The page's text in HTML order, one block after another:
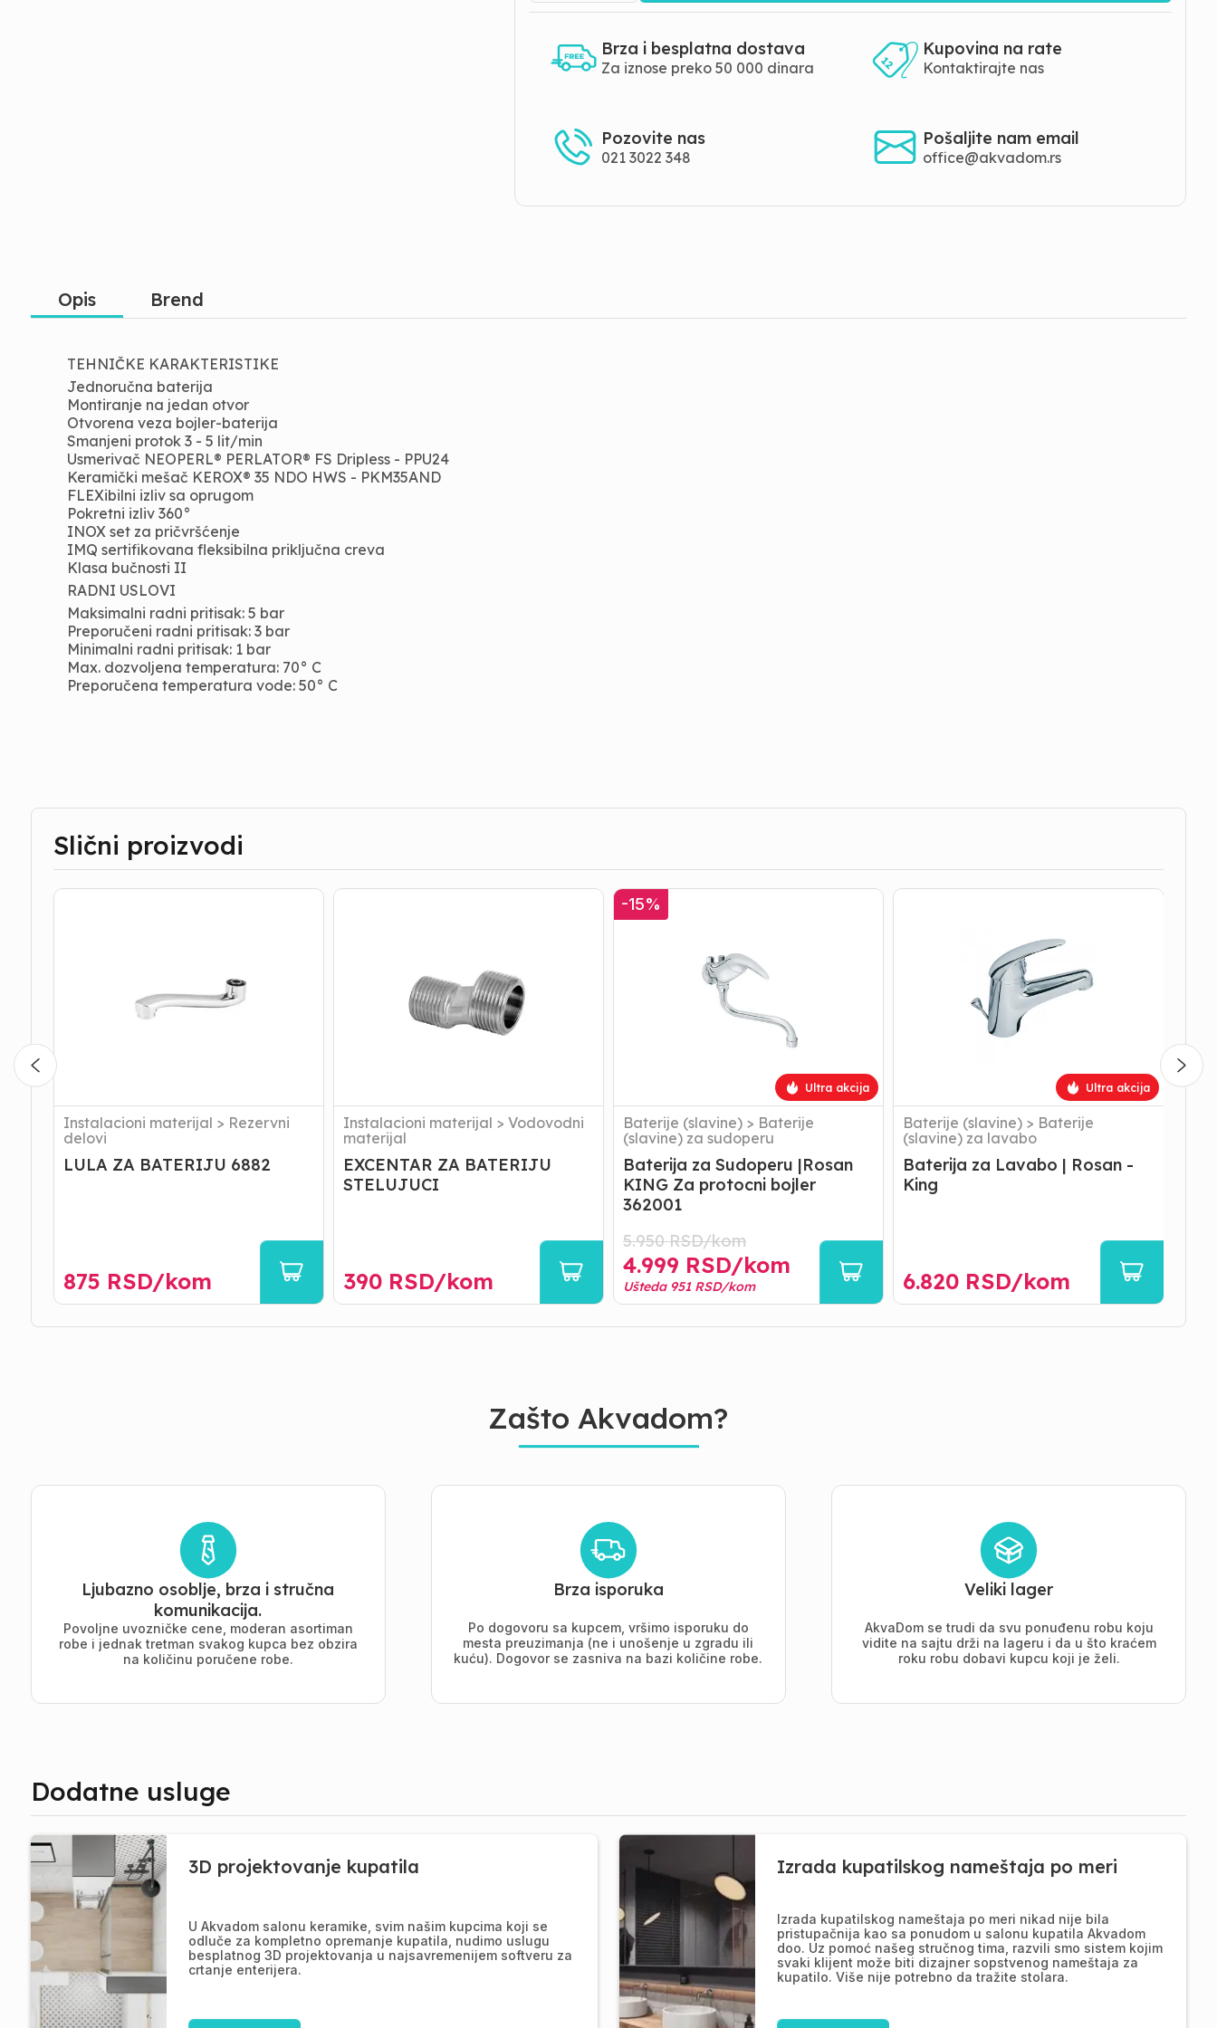
Brza i besplatna dostava
Za iznose preko 50 000 dinara
Kupovina na rate
Kontaktirajte nas
Pozovite nas
021 3022 348
Pošaljite nam email
office@akvadom.rs
Opis Brend
TEHNIČKE KARAKTERISTIKE
Jednoručna baterija
Montiranje na jedan otvor
Otvorena veza bojler-baterija
Smanjeni protok 3 - 5 lit/min
Usmerivač NEOPERL® PERLATOR® FS Dripless - PPU24
Keramički mešač KEROX® 35 NDO HWS - PKM35AND
FLEXibilni izliv sa oprugom
Pokretni izliv 360°
INOX set za pričvršćenje
IMQ sertifikovana fleksibilna priključna creva
Klasa bučnosti II
RADNI USLOVI
Maksimalni radni pritisak: 5 bar
Preporučeni radni pritisak: 3 bar
Minimalni radni pritisak: 1 bar
Max. dozvoljena temperatura: 70° C
Preporučena temperatura vode: 50° C
Slični proizvodi
LULA
Instalacioni materijal > Rezervni
delovi
LULA ZA BATERIJU 6882
875 RSD/kom
EXCENTAR
Instalacioni materijal > Vodovodni
materijal
EXCENTAR ZA BATERIJU
STELUJUCI
390RSD/kom
Baterija
za
-15%
Ultra akcija
Baterije (slavine) > Baterije
(slavine) za sudoperu
Baterija za Sudoperu |Rosan
KING Za protocni bojler
362001
5.950RSD/kom
4.999 RSD/kom
Ušteda 951RSD/kom
Baterija
Ultra akcija
Baterije (slavine) > Baterije
(slavine) za lavabo
Baterija za Lavabo | Rosan -
King
6.820 RSD/kom
Zašto Akvadom?
Ljubazno osoblje, brza i stručna
komunikacija.
Povoljne uvozničke cene, moderan asortiman
robe i jednak tretman svakog kupca bez obzira
na količinu poručene robe.
Brza isporuka
Po dogovoru sa kupcem, vršimo isporuku do
mesta preuzimanja (ne i unošenje u zgradu ili
kuću). Dogovor se zasniva na bazi količine robe.
Veliki lager
AkvaDom se trudi da svu ponuđenu robu koju
vidite na sajtu drži na lageru i da u što kraćem
roku robu dobavi kupcu koji je želi.
Dodatne usluge
3D projektovanje kupatila
U Akvadom salonu keramike, svim našim kupcima koji se
odluče za kompletno opremanje kupatila, nudimo uslugu
besplatnog 3D projektovanja u najsavremenijem softveru za
crtanje enterijera.
Izrada kupatilskog nameštaja po meri
Izrada kupatilskog nameštaja po meri nikad nije bila
pristupačnija kao sa ponudom u salonu kupatila Akvadom
doo. Uz pomoć našeg stručnog tima, razvili smo sistem kojim
svaki klijent može biti dizajner sopstvenog nameštaja za
kupatilo. Više nije potrebno da tražite stolara.